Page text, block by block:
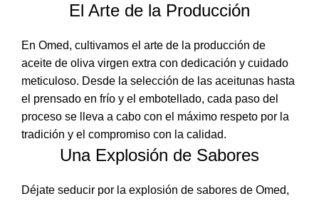
El Arte de la Producción
En Omed, cultivamos el arte de la producción de
aceite de oliva virgen extra con dedicación y cuidado
meticuloso. Desde la selección de las aceitunas hasta
el prensado en frío y el embotellado, cada paso del
proceso se lleva a cabo con el máximo respeto por la
tradición y el compromiso con la calidad.
Una Explosión de Sabores
Déjate seducir por la explosión de sabores de Omed,